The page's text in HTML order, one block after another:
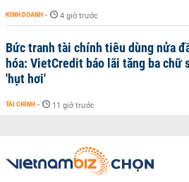
KINH DOANH - 4 giờ trước
Bức tranh tài chính tiêu dùng nửa
hóa: VietCredit báo lãi tăng ba chữ
'hụt hơi'
TÀI CHÍNH - 11 giờ trước